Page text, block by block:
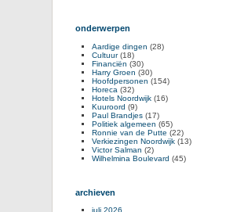
onderwerpen
Aardige dingen (28)
Cultuur(18)
Financiën (30)
Harry Groen (30)
Hoofdpersonen (154)
Horeca (32)
Hotels Noordwijk (16)
Kuuroord (9)
Paul Brandjes (17)
Politiek algemeen (65)
Ronnie van de Putte (22)
Verkiezingen Noordwijk (13)
Victor Salman (2)
Wilhelmina Boulevard (45)
archieven
juli 2026